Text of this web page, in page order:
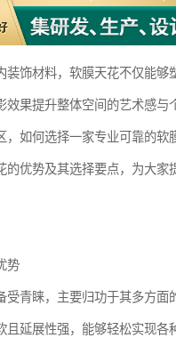
装饰材料，软膜天花不仅能够
效果提升整体空间的艺术感与
，如何选择一家专业可靠的软
的优势及其选择要点，为大家
势
受青睐，主要归功于其多方面
且延展性强，能够轻松实现各